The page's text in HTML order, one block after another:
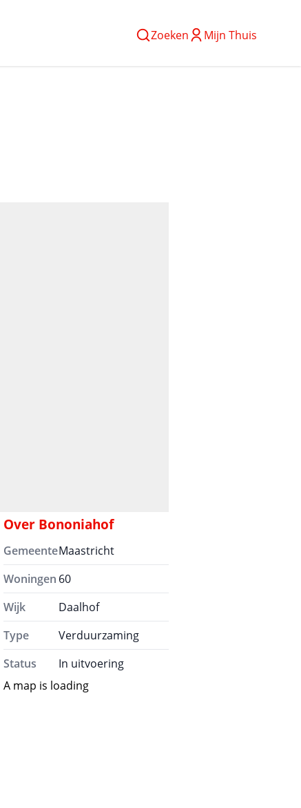
Zoeken Mijn Thuis
Over Bononiahof
GemeenteMaastricht
Woningen 60
Wijk
Daalhof
Type
Verduurzaming
Status
In uitvoering
A map is loading